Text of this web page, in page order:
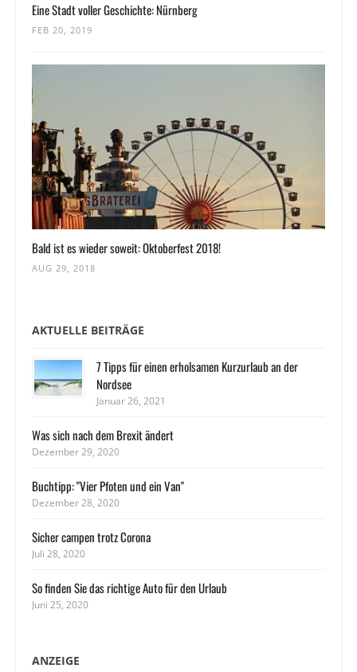
Eine Stadt voller Geschichte: Nürnberg
FEB 20, 2019
Bald ist es wieder soweit: Oktoberfest 2018!
AUG 29, 2018
AKTUELLE BEITRÄGE
7 Tipps für einen erholsamen Kurzurlaub an der
Nordsee
Januar 26, 2021
Was sich nach dem Brexit ändert
Dezember 29, 2020
Buchtipp: "Vier Pfoten und ein Van"
Dezember 28, 2020
Sicher campen trotz Corona
Juli 28, 2020
So finden Sie das richtige Auto für den Urlaub
Juni 25, 2020
ANZEIGE